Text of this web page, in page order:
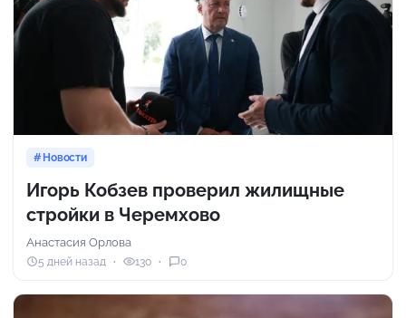
Новости
Игорь Кобзев проверил жилищные
стройки в Черемхово
Анастасия Орлова
5 дней назад 130 0